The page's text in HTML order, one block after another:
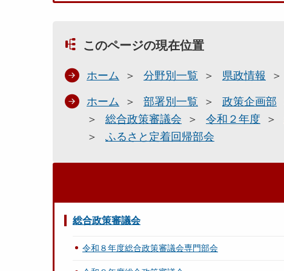
このページの現在位置
ホーム 分野別一覧 県政情報
ホーム 部署別一覧 政策企画部
総合政策審議会
令和２年度
ふるさと定着回帰部会
総合政策審議会
令和８年度総合政策審議会専門部会